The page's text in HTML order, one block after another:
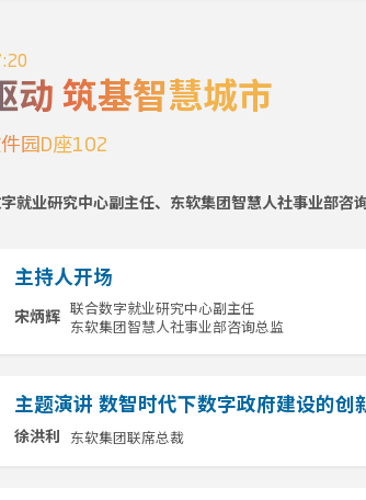
动 筑基智慧城市
园D座102
就业研究中心副主任、东软集团智慧人社事业部咨
主持人开场
宋炳辉
联合数字就业研究中心副主任
东软集团智慧人社事业部咨询总监
主题演讲 数智时代下数字政府建设的创
徐洪利 东软集团联席总裁